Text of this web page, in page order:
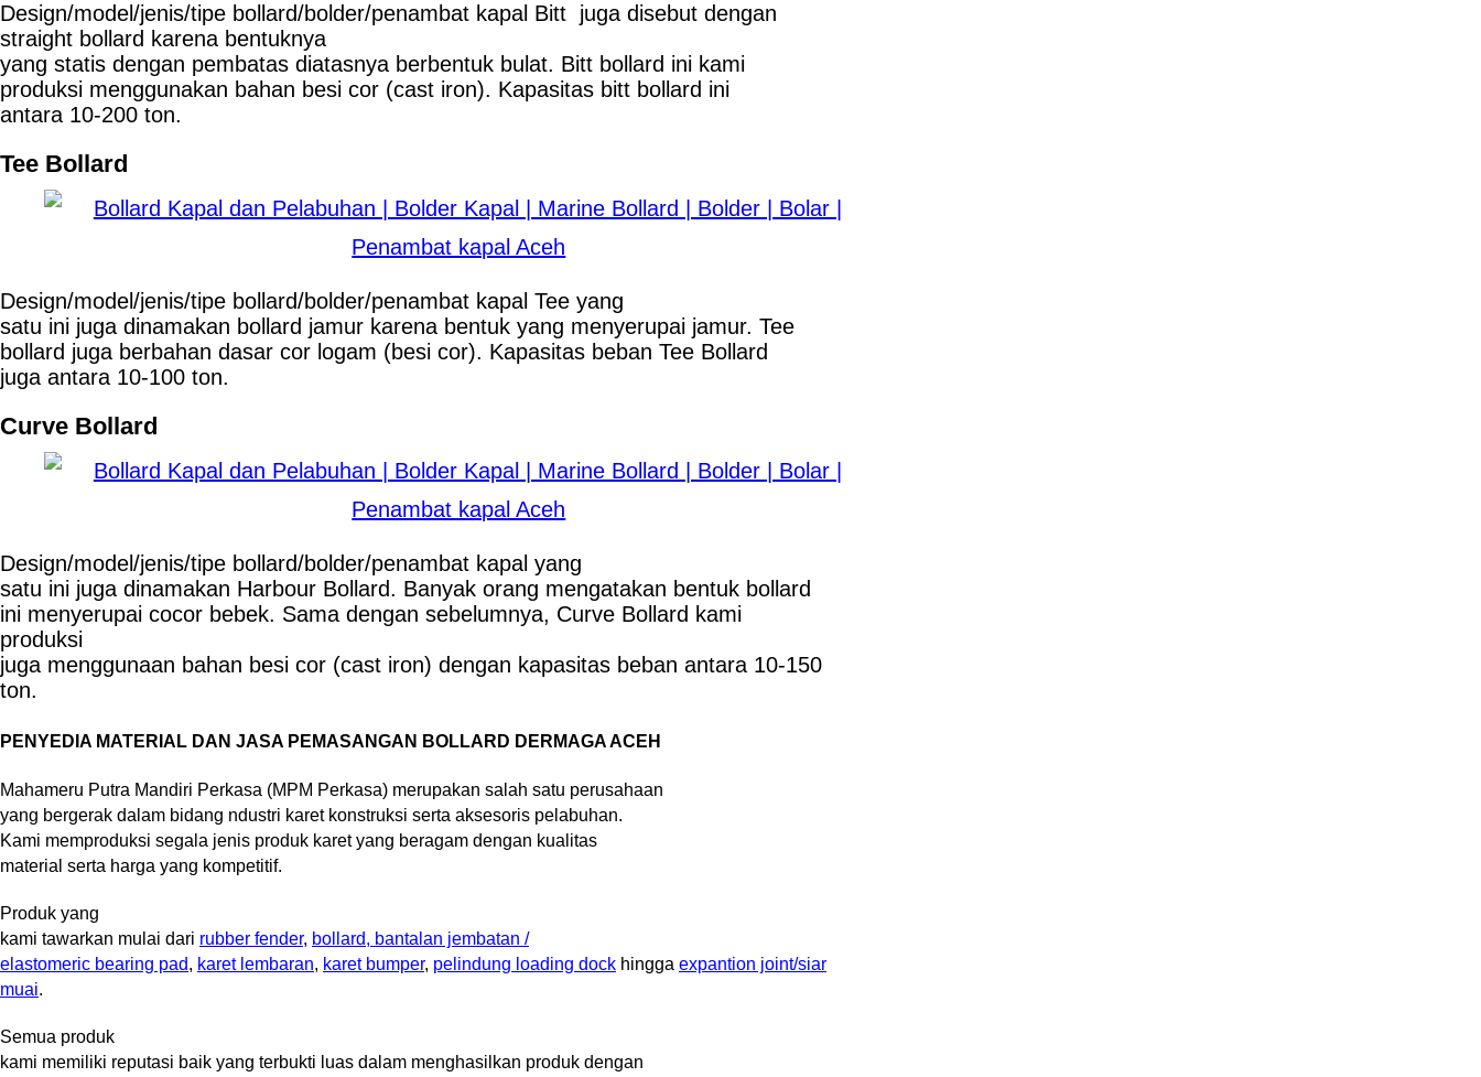
Design/model/jenis/tipe bollard/bolder/penambat kapal Bitt juga disebut dengan
straight bollard karena bentuknya
yang statis dengan pembatas diatasnya berbentuk bulat. Bitt bollard ini kami
produksi menggunakan bahan besi cor (cast iron). Kapasitas bitt bollard ini
antara 10-200 ton.
Tee Bollard
Design/model/jenis/tipe bollard/bolder/penambat kapal Tee yang
satu ini juga dinamakan bollard jamur karena bentuk yang menyerupai jamur. Tee
bollard juga berbahan dasar cor logam (besi cor). Kapasitas beban Tee Bollard
juga antara 10-100 ton.
Curve Bollard
Design/model/jenis/tipe bollard/bolder/penambat kapal yang
satu ini juga dinamakan Harbour Bollard. Banyak orang mengatakan bentuk bollard
ini menyerupai cocor bebek. Sama dengan sebelumnya, Curve Bollard kami
produksi
juga menggunaan bahan besi cor (cast iron) dengan kapasitas beban antara 10-150
ton.
PENYEDIA MATERIAL DAN JASA PEMASANGAN BOLLARD DERMAGA ACEH
Mahameru Putra Mandiri Perkasa (MPM Perkasa) merupakan salah satu perusahaan
yang bergerak dalam bidang ndustri karet konstruksi serta aksesoris pelabuhan.
Kami memproduksi segala jenis produk karet yang beragam dengan kualitas
material serta harga yang kompetitif.
Produk yang
kami tawarkan mulai dari rubber fender, bollard, bantalan jembatan /
elastomeric bearing pad, karet lembaran, karet bumper, pelindung loading dock hingga expantion joint/siar
muai.
Semua produk
kami memiliki reputasi baik yang terbukti luas dalam menghasilkan produk dengan